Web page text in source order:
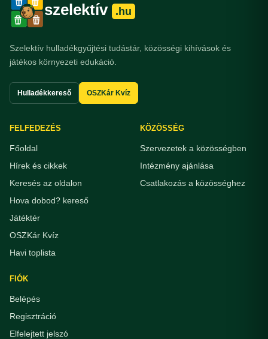
szelektív .hu
Szelektív hulladékgyűjtési tudástár, közösségi kihívások és
játékos környezeti edukáció.
Hulladékkereső OSZKár Kvíz
FELFEDEZÉS
Főoldal
Hírek és cikkek
Keresés az oldalon
Hova dobod? kereső
Játéktér
OSZKár Kvíz
Havi toplista
KÖZÖSSÉG
Szervezetek a közösségben
Intézmény ajánlása
Csatlakozás a közösséghez
FIÓK
Belépés
Regisztráció
Elfelejtett jelszó